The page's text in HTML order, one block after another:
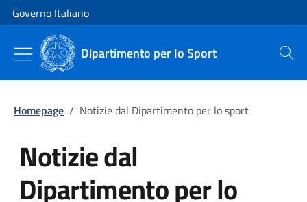
Vai al contenuto
Vai alla navigazione del sito
Governo Italiano
Dipartimento per lo Sport Cerca
Homepage / Notizie dal Dipartimento per lo sport
Notizie dal
Dipartimento per lo